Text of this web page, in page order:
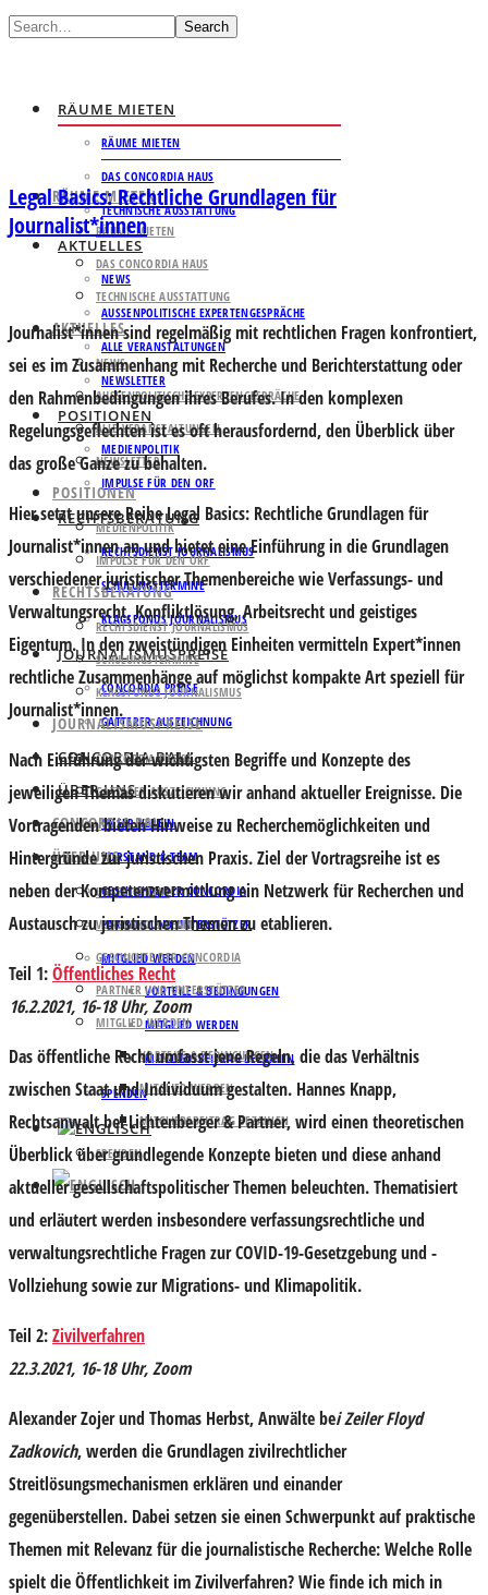
Search
RÄUME MIETEN
RÄUME MIETEN
DAS CONCORDIA HAUS
TECHNISCHE AUSSTATTUNG
AKTUELLES
NEWS
AUSSENPOLITISCHE EXPERTENGESPRÄCHE
ALLE VERANSTALTUNGEN
NEWSLETTER
POSITIONEN
MEDIENPOLITIK
IMPULSE FÜR DEN ORF
RECHTSBERATUNG
RECHTSDIENST JOURNALISMUS
SCHULUNGSTERMINE
KLAGSFONDS JOURNALISMUS
JOURNALISMUSPREISE
CONCORDIA PREISE
GATTERER AUSZEICHNUNG
CONCORDIA BALL
ÜBER UNS
UNSER VEREIN
VORSTAND & TEAM
GESCHICHTE DER CONCORDIA
PARTNER UND UNTERSTÜTZER
MITGLIED WERDEN
VORTEILE & BEDINGUNGEN
MITGLIED WERDEN
MITGLIEDSBEITRAG BEZAHLEN
SPENDEN
RÄUME MIETEN
RÄUME MIETEN
DAS CONCORDIA HAUS
TECHNISCHE AUSSTATTUNG
AKTUELLES
NEWS
AUSSENPOLITISCHE EXPERTENGESPRÄCHE
ALLE VERANSTALTUNGEN
NEWSLETTER
POSITIONEN
MEDIENPOLITIK
IMPULSE FÜR DEN ORF
RECHTSBERATUNG
RECHTSDIENST JOURNALISMUS
SCHULUNGSTERMINE
KLAGSFONDS JOURNALISMUS
JOURNALISMUSPREISE
CONCORDIA PREISE
GATTERER AUSZEICHNUNG
CONCORDIA BALL
ÜBER UNS
UNSER VEREIN
VORSTAND & TEAM
GESCHICHTE DER CONCORDIA
PARTNER UND UNTERSTÜTZER
MITGLIED WERDEN
VORTEILE & BEDINGUNGEN
MITGLIED WERDEN
MITGLIEDSBEITRAG BEZAHLEN
SPENDEN
Legal Basics: Rechtliche Grundlagen für
Journalist*innen
Journalist*innen sind regelmäßig mit rechtlichen Fragen konfrontiert,
sei es im Zusammenhang mit Recherche und Berichterstattung oder
den Rahmenbedingungen ihres Berufes. In den komplexen
Regelungsgeflechten ist es oft herausfordernd, den Überblick über
das große Ganze zu behalten.
Hier setzt unsere ReiheLegal Basics: Rechtliche Grundlagen für
Journalist*innenan und bietet eine Einführung in die Grundlagen
verschiedener juristischer Themenbereiche wieVerfassungs- und
Verwaltungsrecht, Konfliktlösung, Arbeitsrechtund geistiges
Eigentum. In den zweistündigen Einheiten vermitteln Expert*innen
rechtliche Zusammenhänge auf möglichst kompakte Art speziell für
Journalist*innen.
Nach Einführung der wichtigsten Begriffe und Konzepte des
jeweiligen Themas diskutieren wir anhand aktueller Ereignisse. Die
Vortragenden bietenHinweise zu Recherchemöglichkeitenund
Hintergründe zur juristischen Praxis. Ziel der Vortragsreihe ist es
neben der Kompetenzvermittlung ein Netzwerk für Recherchen und
Austausch zu juristischen Themen zu etablieren.
Teil 1:Öffentliches Recht
16.2.2021, 16-18 Uhr, Zoom
Das öffentliche Recht umfasst jene Regeln, die das Verhältnis
zwischen Staat und Individuum gestalten. Hannes Knapp,
Rechtsanwalt bei Lichtenberger & Partner, wird einen theoretischen
Überblick über grundlegende Konzepte bieten und diese anhand
aktueller gesellschaftspolitischer Themen beleuchten. Thematisiert
und erläutert werden insbesondere verfassungsrechtliche und
verwaltungsrechtliche Fragen zur COVID-19-Gesetzgebung und -
Vollziehung sowie zur Migrations- und Klimapolitik.
Teil 2:Zivilverfahren
22.3.2021, 16-18 Uhr, Zoom
Alexander Zojerund Thomas Herbst, Anwälte bei Zeiler Floyd
Zadkovich, werden die Grundlagen zivilrechtlicher
Streitlösungsmechanismen erklären und einander
gegenüberstellen. Dabei setzen sie einen Schwerpunkt auf praktische
Themen mit Relevanz für die journalistische Recherche: Welche Rolle
spielt die Öffentlichkeit im Zivilverfahren? Wie finde ich mich in